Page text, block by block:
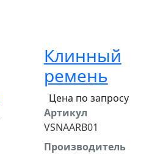
Клинный
ремень
Цена по запросу
Артикул
VSNAARB01
Производитель